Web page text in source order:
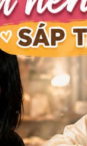
Khứu
lý cảm xúc và
của gia chủ và
chọn phải là nến
hợp để khuếch
tắt ở phía chân
chiếc khay kim
lan tỏa. Bạn nên
Gỗ Đàn